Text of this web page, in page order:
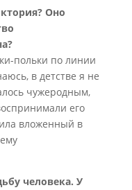
Оно
польки по линии
в детстве я не
чужеродным,
его
вложенный в
человека. У